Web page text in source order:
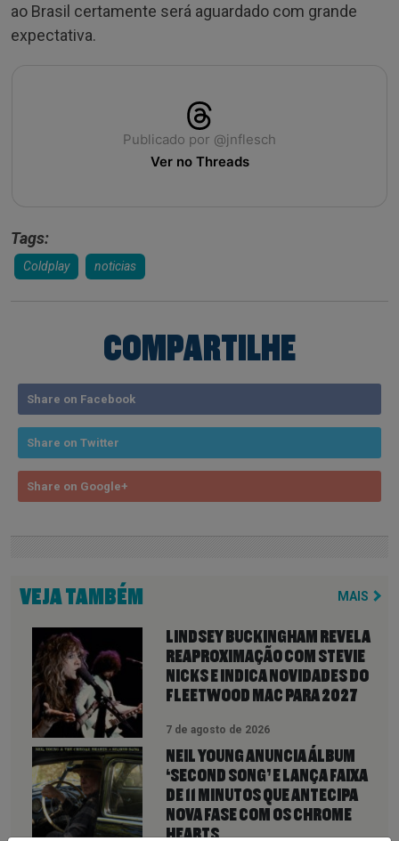
ao Brasil certamente será aguardado com grande
expectativa.
Publicado por @jnflesch
Ver no Threads
Tags:
Coldplay noticias
COMPARTILHE
Share on Facebook
Share on Twitter
Share on Google+
VEJA TAMBÉM MAIS
LINDSEY BUCKINGHAM REVELA
REAPROXIMAÇÃO COM STEVIE
NICKS E INDICA NOVIDADES DO
FLEETWOOD MAC PARA 2027
7 de agosto de 2026
NEIL YOUNG ANUNCIA ÁLBUM
‘SECOND SONG’ E LANÇA FAIXA
DE 11 MINUTOS QUE ANTECIPA
NOVA FASE COM OS CHROME
HEARTS